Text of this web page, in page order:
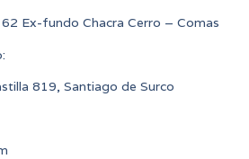
Ex-fundo Chacra Cerro – Comas
819, Santiago de Surco